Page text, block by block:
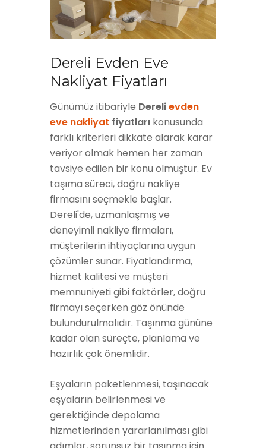
Dereli Evden Eve
Nakliyat Fiyatları
Günümüz itibariyle Derelievden
eve nakliyat fiyatları konusunda
farklı kriterleri dikkate alarak karar
veriyor olmak hemen her zaman
tavsiye edilen bir konu olmuştur. Ev
taşıma süreci, doğru nakliye
firmasını seçmekle başlar.
Dereli'de, uzmanlaşmış ve
deneyimli nakliye firmaları,
müşterilerin ihtiyaçlarına uygun
çözümler sunar. Fiyatlandırma,
hizmet kalitesi ve müşteri
memnuniyeti gibi faktörler, doğru
firmayı seçerken göz önünde
bulundurulmalıdır. Taşınma gününe
kadar olan süreçte, planlama ve
hazırlık çok önemlidir.
Eşyaların paketlenmesi, taşınacak
eşyaların belirlenmesi ve
gerektiğinde depolama
hizmetlerinden yararlanılması gibi